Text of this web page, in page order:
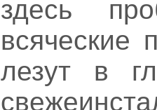
здесь
всяческие
лезут в